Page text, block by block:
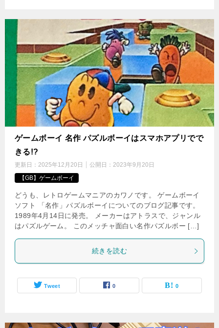
ゲームボーイ 名作 パズルボーイはスマホアプリでで
きる!?
更新日： 2025年12月20日 公開日： 2023年9月20日
【GB】ゲームボーイ
どうも、レトロゲームマニアのカワノです。 ゲームボーイ
ソフト 「名作」パズルボーイについてのブログ記事です。
1989年4月14日に発売。 メーカーはアトラスで、ジャンル
はパズルゲーム。 このメッチャ面白い名作パズルボー […]
続きを読む
Tweet 0 0